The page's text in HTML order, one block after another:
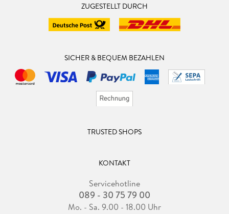
ZUGESTELLT DURCH
SICHER & BEQUEM BEZAHLEN
TRUSTED SHOPS
KONTAKT
Servicehotline
089 - 30 75 79 00
Mo. - Sa. 9.00 - 18.00 Uhr